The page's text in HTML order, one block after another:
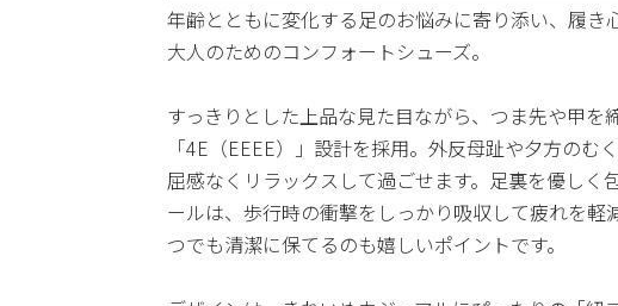
年齢とともに変化する足のお悩みに寄り添い、履き
大人のためのコンフォートシューズ。
すっきりとした上品な見た目ながら、つま先や甲を
「4E（EEEE）」設計を採用。外反母趾や夕方のむ
屈感なくリラックスして過ごせます。足裏を優しく
ールは、歩行時の衝撃をしっかり吸収して疲れを軽
つでも清潔に保てるのも嬉しいポイントです。